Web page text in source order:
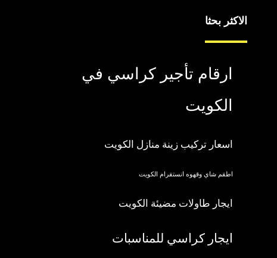
الاكثر بحثا
ارقام تأجير كراسي في
الكويت
اسعار تركيب زينة منازل الكويت
اطقم شاي وقهوه انستقرام الكويت
ايجار طاولات مضيئة الكويت
ايجار كراسي للمناسبات